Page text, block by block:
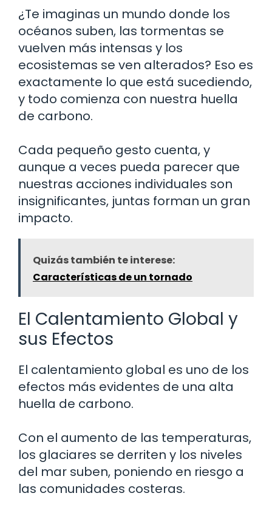
¿Te imaginas un mundo donde los
océanos suben, las tormentas se
vuelven más intensas y los
ecosistemas se ven alterados? Eso es
exactamente lo que está sucediendo,
y todo comienza con nuestra huella
de carbono.
Cada pequeño gesto cuenta, y
aunque a veces pueda parecer que
nuestras acciones individuales son
insignificantes, juntas forman un gran
impacto.
Quizás también te interese:
Características de un tornado
El Calentamiento Global y
sus Efectos
El calentamiento global es uno de los
efectos más evidentes de una alta
huella de carbono.
Con el aumento de las temperaturas,
los glaciares se derriten y los niveles
del mar suben, poniendo en riesgo a
las comunidades costeras.